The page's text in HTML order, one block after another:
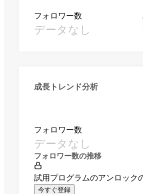
フォロワー数
データなし
成長トレンド分析
フォロワー数
データなし
フォロワー数の推移
試用プログラムのアンロック
今すぐ登録